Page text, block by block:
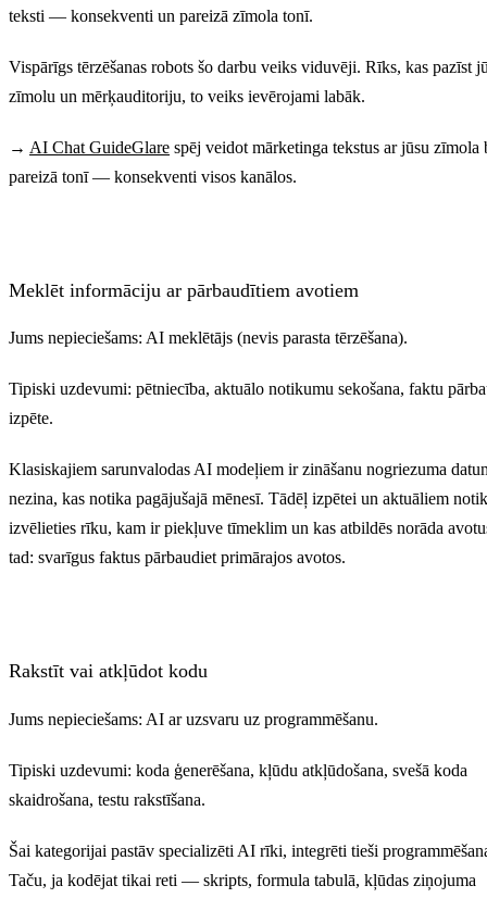
teksti — konsekventi un pareizā zīmola tonī.
Vispārīgs tērzēšanas robots šo darbu veiks viduvēji. Rīks, kas pazīst
zīmolu un mērķauditoriju, to veiks ievērojami labāk.
→ AI Chat GuideGlare spēj veidot mārketinga tekstus ar jūsu zīmola
pareizā tonī — konsekventi visos kanālos.
Meklēt informāciju ar pārbaudītiem avotiem
Jums nepieciešams: AI meklētājs (nevis parasta tērzēšana).
Tipiski uzdevumi: pētniecība, aktuālo notikumu sekošana, faktu
izpēte.
Klasiskajiem sarunvalodas AI modeļiem ir zināšanu nogriezuma
nezina, kas notika pagājušajā mēnesī. Tādēļ izpētei un aktuāliem
izvēlieties rīku, kam ir piekļuve tīmeklim un kas atbildēs norāda
tad: svarīgus faktus pārbaudiet primārajos avotos.
Rakstīt vai atkļūdot kodu
Jums nepieciešams: AI ar uzsvaru uz programmēšanu.
Tipiski uzdevumi: koda ģenerēšana, kļūdu atkļūdošana, svešā koda
skaidrošana, testu rakstīšana.
Šai kategorijai pastāv specializēti AI rīki, integrēti tieši
Taču, ja kodējat tikai reti — skripts, formula tabulā, kļūdas ziņojuma